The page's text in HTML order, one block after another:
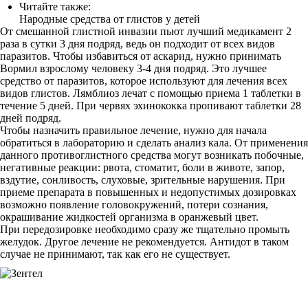
Читайте также:
Народные средства от глистов у детей
От смешанной глистной инвазии пьют лучший медикамент 2
раза в сутки 3 дня подряд, ведь он подходит от всех видов
паразитов. Чтобы избавиться от аскарид, нужно принимать
Вормил взрослому человеку 3-4 дня подряд. Это лучшее
средство от паразитов, которое используют для лечения всех
видов глистов. Лямблиоз лечат с помощью приема 1 таблетки в
течение 5 дней. При червях эхинококка пропивают таблетки 28
дней подряд.
Чтобы назначить правильное лечение, нужно для начала
обратиться в лабораторию и сделать анализ кала. От применения
данного противоглистного средства могут возникать побочные,
негативные реакции: рвота, стоматит, боли в животе, запор,
вздутие, сонливость, слуховые, зрительные нарушения. При
приеме препарата в повышенных и недопустимых дозировках
возможно появление головокружений, потери сознания,
окрашивание жидкостей организма в оранжевый цвет.
При передозировке необходимо сразу же тщательно промыть
желудок. Другое лечение не рекомендуется. Антидот в таком
случае не принимают, так как его не существует.